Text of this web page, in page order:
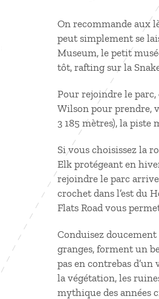
On recommande aux
peut simplement se
Museum, le petit
tôt, rafting sur la
Pour rejoindre le
Wilson pour prendre,
3 185 mètres), la piste
Si vous choisissez la
Elk protégeant en
rejoindre le parc
crochet dans l’est du
Flats Road vous
Conduisez
granges, forment un
pas en contrebas
la végétation, les
mythique des années